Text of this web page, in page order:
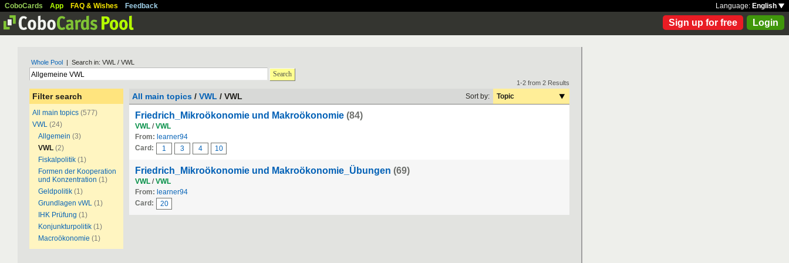
CoboCards App FAQ & Wishes Feedback Language: English
Sign up for free Login
Whole Pool | Search in: VWL / VWL
Search
Filter search
All main topics (577)
VWL (24)
Allgemein (3)
VWL (2)
Fiskalpolitik (1)
Formen der Kooperation
und Konzentration (1)
Geldpolitik (1)
Grundlagen vWL (1)
IHK Prüfung (1)
Konjunkturpolitik (1)
Macroökonomie (1)
1-2 from 2 Results
All main topics / VWL / VWL Sort by: Topic
Friedrich_Mikroökonomie und Makroökonomie (84)
VWL /VWL
From: learner94
Card:
1 3 4 10
Friedrich_Mikroökonomie und Makroökonomie_Übungen (69)
VWL /VWL
From: learner94
Card:
20